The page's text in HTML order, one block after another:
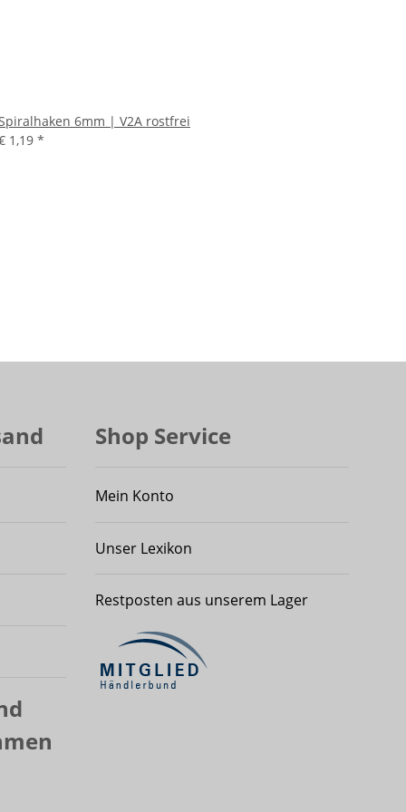
6mm | V2A rostfrei
1,19 *
Shop Service
Mein Konto
Unser Lexikon
Restposten aus unserem Lager